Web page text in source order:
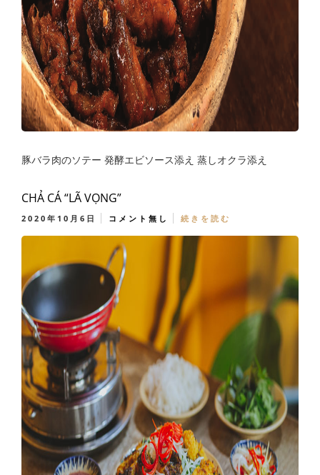
豚バラ肉のソテー 発酵エビソース添え 蒸しオクラ添え
CHẢ CÁ “LÃ VỌNG”
2020年10月6日 コメント無し 続きを読む